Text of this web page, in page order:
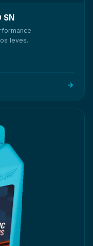
SN
leves.